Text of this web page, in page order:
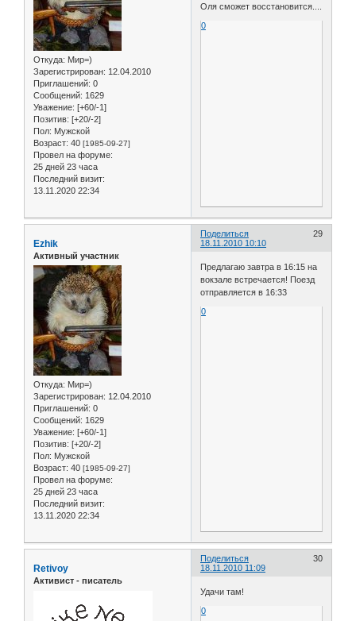
Откуда: Мир=)
Зарегистрирован: 12.04.2010
Приглашений: 0
Сообщений: 1629
Уважение: [+60/-1]
Позитив: [+20/-2]
Пол: Мужской
Возраст: 40 [1985-09-27]
Провел на форуме:
25 дней 23 часа
Последний визит:
13.11.2020 22:34
Оля сможет восстановится....
0
Поделиться
29
18.11.2010 10:10
Ezhik
Активный участник
Откуда: Мир=)
Зарегистрирован: 12.04.2010
Приглашений: 0
Сообщений: 1629
Уважение: [+60/-1]
Позитив: [+20/-2]
Пол: Мужской
Возраст: 40 [1985-09-27]
Провел на форуме:
25 дней 23 часа
Последний визит:
13.11.2020 22:34
Предлагаю завтра в 16:15 на
вокзале встречается! Поезд
отправляется в 16:33
0
Поделиться
30
18.11.2010 11:09
Retivoy
Активист - писатель
Удачи там!
0